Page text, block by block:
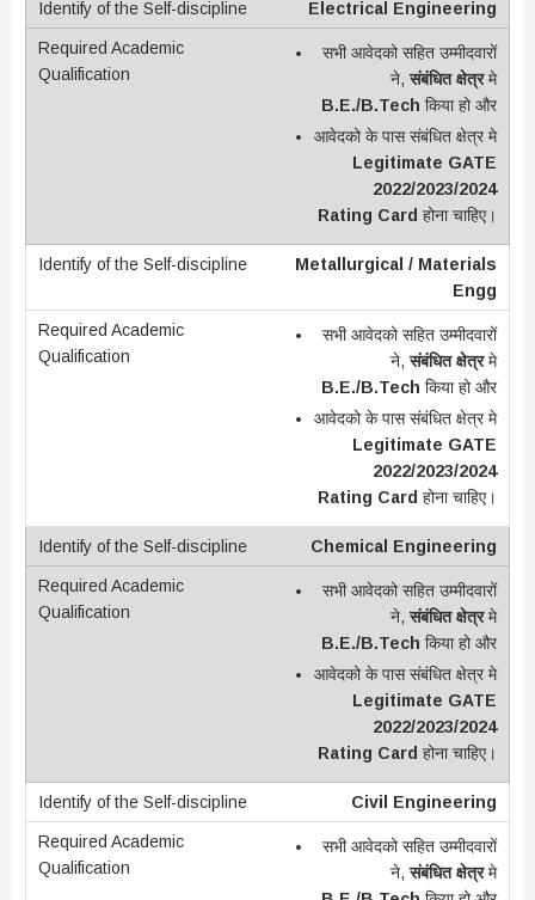
Electrical Engineering
सभी आवेदको सहित उम्मीदवारों
ने,संबंधित क्षेत्रमे
B.E./B.Tech किया हो और
आवेदको के पास संबंधित क्षेत्र मे
Legitimate GATE
2022/2023/2024
Rating Card होना चाहिए।
Metallurgical / Materials
Engg
सभी आवेदको सहित उम्मीदवारों
ने,संबंधित क्षेत्रमे
B.E./B.Tech किया हो और
आवेदको के पास संबंधित क्षेत्र मे
Legitimate GATE
2022/2023/2024
Rating Card होना चाहिए।
Chemical Engineering
सभी आवेदको सहित उम्मीदवारों
ने,संबंधित क्षेत्रमे
B.E./B.Tech किया हो और
आवेदको के पास संबंधित क्षेत्र मे
Legitimate GATE
2022/2023/2024
Rating Card होना चाहिए।
Civil Engineering
सभी आवेदको सहित उम्मीदवारों
ने,संबंधित क्षेत्रमे